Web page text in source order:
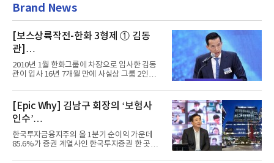
Brand News
[보스상륙작전-한화 3형제 ① 김동
관]
입사 16년 만에 수석부회장 … 경영승
계 ‘초읽기’
2010년 1월 한화그룹에 차장으로 입사한 김동
관이 입사 16년 7개월 만에 사실상 그룹 2인자
[Epic Why] 김남구 회장의 ‘보험사
인수’
발걸음이 신중해진 배경은?
한국투자금융지주의 올 1분기 순이익 가운데
85.6%가 증권 계열사인 한국투자증권 한 곳에